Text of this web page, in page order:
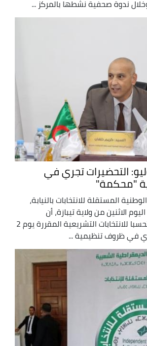
2 يوليو: التحضيرات تجري في
"محكمة"
المستقلة للانتخابات بالنيابة،
الاثنين من ولاية تيبازة، أن
التحضيرات الجارية تحسبا للانتخابات التشريعية المقررة يوم 2
في ظروف تنظيمية ...